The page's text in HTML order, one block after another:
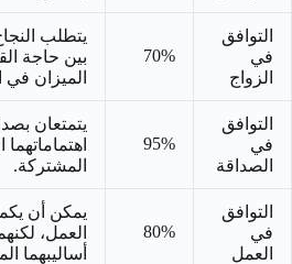
التوافق
في
الزواج
70%
يتطلب
بين حاجة
الميزان في
التوافق
في
الصداقة
95%
يتمتعان
المشتركة.
التوافق
في
العمل
80%
يمكن أن
العمل،
أساليبهما